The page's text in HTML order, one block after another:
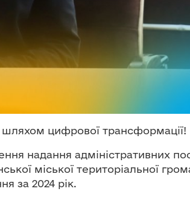
цифрової трансформації!
надання адміністративних
міської територіальної
за 2024 рік.